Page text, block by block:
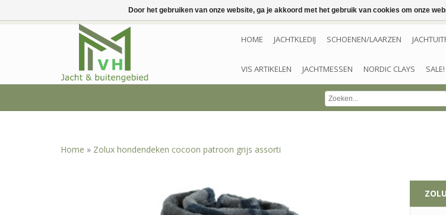
HOME JACHTKLEDIJ SCHOENEN/LAARZEN
VIS ARTIKELEN JACHTMESSEN NORDIC CLAYS SALE!
Home » Zolux hondendeken cocoon patroon grijs assorti
Door het gebruiken van onze website, ga je akkoord met het gebruik van cookies om onze